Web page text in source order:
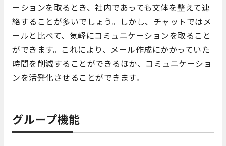
ーションを取るとき、社内であっても文体を整えて連
絡することが多いでしょう。しかし、チャットではメ
ールと比べて、気軽にコミュニケーションを取ること
ができます。これにより、メール作成にかかっていた
時間を削減することができるほか、コミュニケーショ
ンを活発化させることができます。
グループ機能